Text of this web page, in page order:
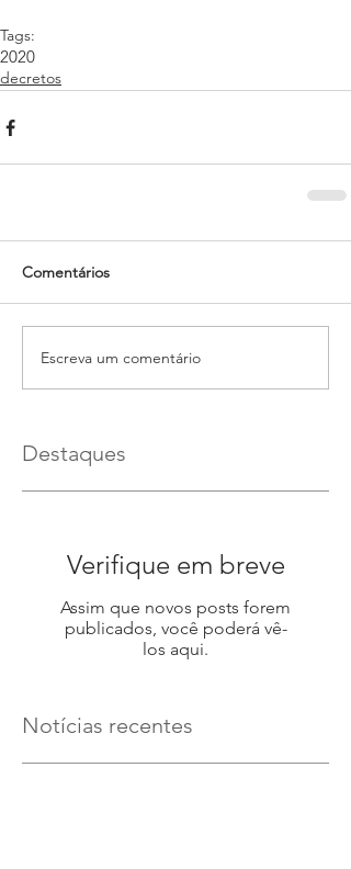
Tags:
2020
decretos
Comentários
Escreva um comentário
Destaques
Verifique em breve
Assim que novos posts forem
publicados, você poderá vê-
los aqui.
Notícias recentes